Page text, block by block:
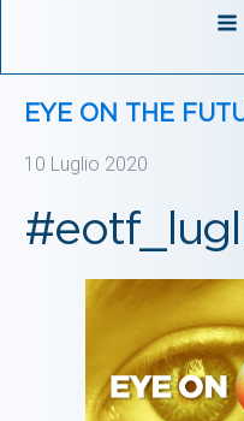
EYE ON THE
10 Luglio 2020